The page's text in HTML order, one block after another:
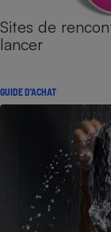
Sites de
lancer
GUIDE D'ACHAT